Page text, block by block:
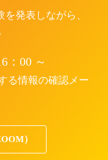
発表しながら、
：00 ～
る情報の確認メー
）